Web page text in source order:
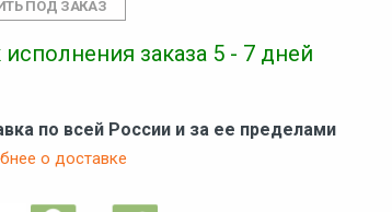
исполнения заказа 5 - 7 дней
по всей России и за ее пределами
о доставке